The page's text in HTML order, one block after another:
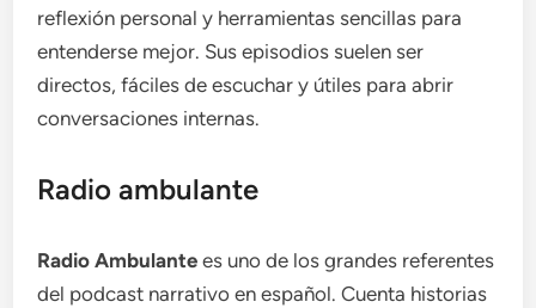
reflexión personal y herramientas sencillas para
entenderse mejor. Sus episodios suelen ser
directos, fáciles de escuchar y útiles para abrir
conversaciones internas.
Radio ambulante
Radio Ambulante es uno de los grandes referentes
del podcast narrativo en español. Cuenta historias